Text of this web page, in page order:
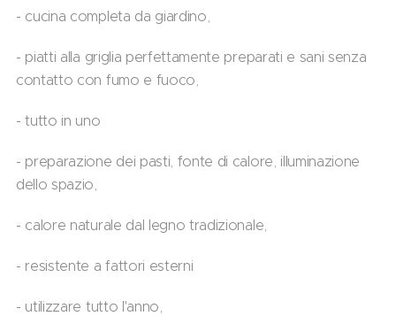
- cucina completa da giardino,
- piatti alla griglia perfettamente preparati e sani senza
contatto con fumo e fuoco,
- tutto in uno
- preparazione dei pasti, fonte di calore, illuminazione
dello spazio,
- calore naturale dal legno tradizionale,
- resistente a fattori esterni
- utilizzare tutto l'anno,